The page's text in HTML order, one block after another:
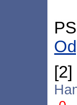
[2]